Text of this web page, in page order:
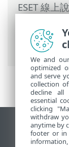
ESET 線上
端工作> 軟
檢視桌面網
End of Life
We and
optimized
and serve
collection
decline all
essential
clicking
withdraw
anytime by
footer or in
information,